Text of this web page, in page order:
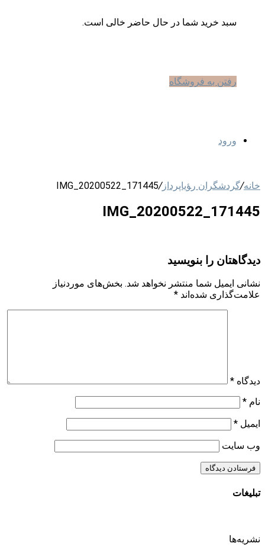
سبد خرید شما در حال حاضر خالی است.
رفتن به فروشگاه
ورود
خانه/گردشگران ر‍ؤیاپرداز/
IMG_20200522_171445
IMG_20200522_171445
دیدگاهتان را بنویسید
نشانی ایمیل شما منتشر نخواهد شد. بخش‌های موردنیاز
علامت‌گذاری شده‌اند *
دیدگاه *
نام *
ایمیل *
وب‌ سایت
تبلیغات
نشریه‌ها